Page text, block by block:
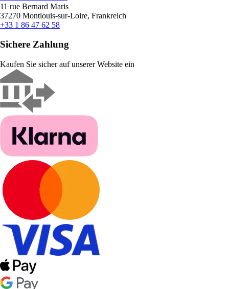
11 rue Bernard Maris
37270 Montlouis-sur-Loire, Frankreich
+33 1 86 47 62 58
Sichere Zahlung
Kaufen Sie sicher auf unserer Website ein